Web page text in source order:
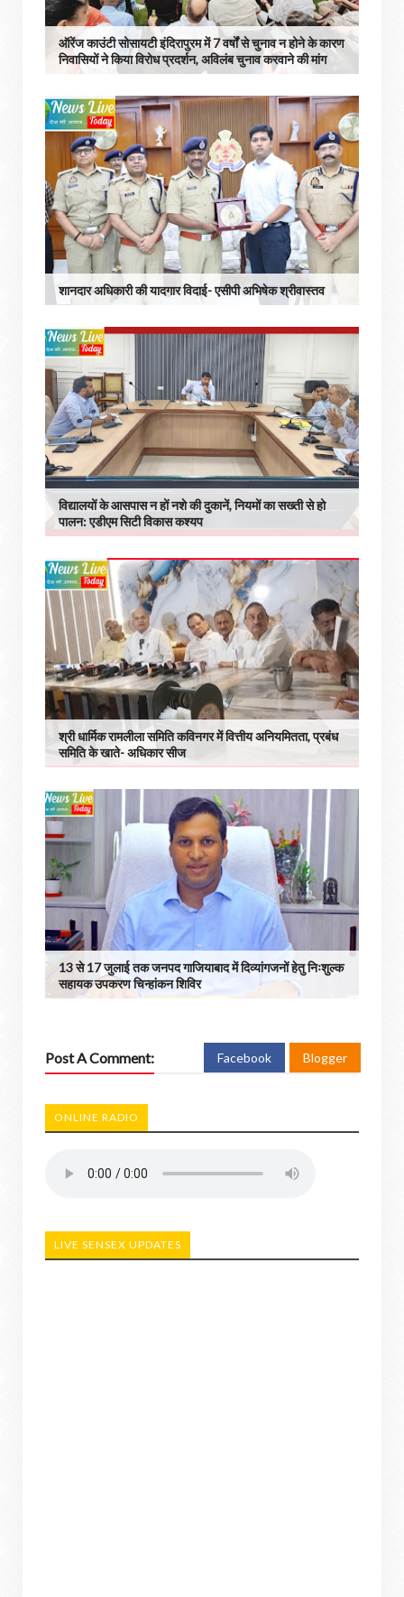
ऑरेंज काउंटी सोसायटी इंदिरापुरम में 7 वर्षों से चुनाव न होने के कारण
निवासियों ने किया विरोध प्रदर्शन, अविलंब चुनाव करवाने की मांग
शानदार अधिकारी की यादगार विदाई- एसीपी अभिषेक श्रीवास्तव
विद्यालयों के आसपास न हों नशे की दुकानें, नियमों का सख्ती से हो
पालन: एडीएम सिटी विकास कश्यप
श्री धार्मिक रामलीला समिति कविनगर में वित्तीय अनियमितता, प्रबंध
समिति के खाते- अधिकार सीज
13 से 17 जुलाई तक जनपद गाजियाबाद में दिव्यांगजनों हेतु निःशुल्क
सहायक उपकरण चिन्हांकन शिविर
Post A Comment: Facebook Blogger
ONLINE RADIO
LIVE SENSEX UPDATES